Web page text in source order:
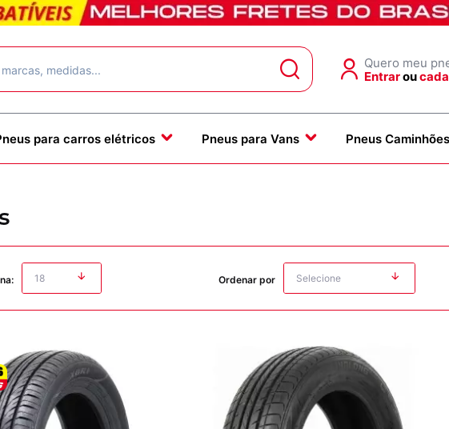
Quero meu
Entrarou
para carros elétricos Pneus para Vans Pneus
Ordenar por